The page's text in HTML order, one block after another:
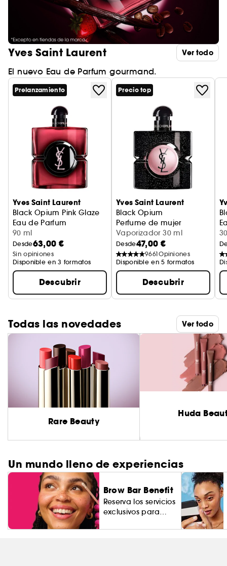
Yves Saint Laurent
El nuevo Eau de Parfum gourmand.
Ver todo
Prelanzamiento
Yves Saint Laurent
Black Opium Pink Glaze
Eau de Parfum
90 ml
Desde63,00 €
Sin opiniones
Disponible en 3 formatos
Descubrir
Precio top
Yves Saint Laurent
Black Opium
Perfume de mujer
Vaporizador 30 ml
Desde47,00 €
9661Opiniones
Disponible en 5 formatos
Descubrir
Todas las novedades Ver todo
Rare Beauty
Huda
Un mundo lleno de experiencias
Brow Bar Benefit
Reserva los servicios
exclusivos para